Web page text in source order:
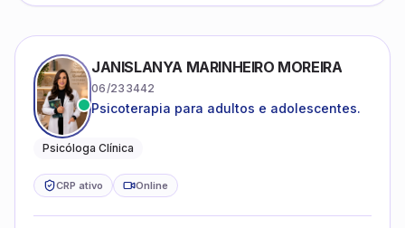
JANISLANYA MARINHEIRO MOREIRA
06/233442
Psicoterapia para adultos e adolescentes.
Psicóloga Clínica
CRP ativo Online